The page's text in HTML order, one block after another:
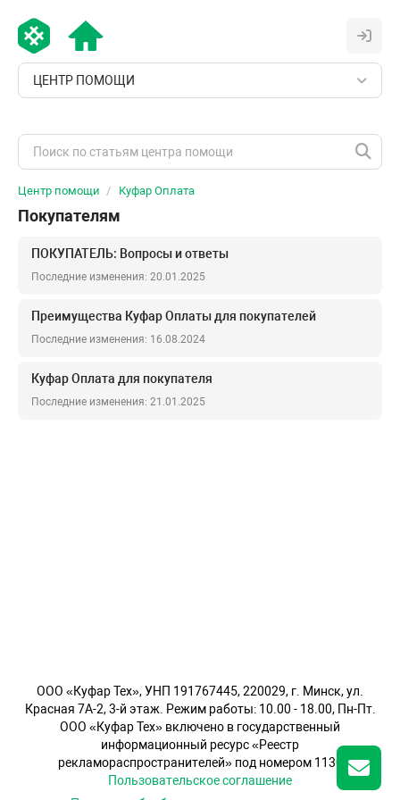
ЦЕНТР ПОМОЩИ
Центр помощи Куфар Оплата
Покупателям
ПОКУПАТЕЛЬ: Вопросы и ответы
Последние изменения: 20.01.2025
Преимущества Куфар Оплаты для покупателей
Последние изменения: 16.08.2024
Куфар Оплата для покупателя
Последние изменения: 21.01.2025
OOO «Куфар Тех», УНП 191767445, 220029, г. Минск, ул.
Красная 7А-2, 3-й этаж. Режим работы: 10.00 - 18.00, Пн-Пт.
ООО «Куфар Тех» включено в государственный
информационный ресурс «Реестр
рекламораспространителей» под номером 1130
Пользовательское соглашение